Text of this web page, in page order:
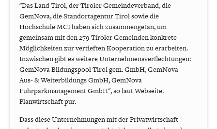
"Das Land Tirol, der Tiroler Gemeindeverband, die
GemNova, die Standortagentur Tirol sowie die
Hochschule MCI haben sich zusammengetan, um
gemeinsam mit den 279 Tiroler Gemeinden konkrete
Möglichkeiten zur vertieften Kooperation zu erarbeiten.
Inzwischen gibt es weitere Unternehmensverflechtungen:
GemNova Bildungspool Tirol gem. GmbH, GemNova
Aus- & Weiterbildungs GmbH, GemNova
Fuhrparkmanagement GmbH", so laut Webseite.
Planwirtschaft pur.
Dass diese Unternehmungen mit der Privatwirtschaft